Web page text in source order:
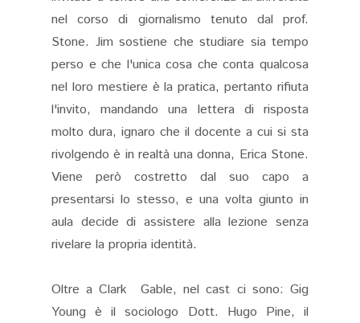
nel corso di giornalismo tenuto dal prof.
Stone. Jim sostiene che studiare sia tempo
perso e che l'unica cosa che conta qualcosa
nel loro mestiere è la pratica, pertanto rifiuta
l'invito, mandando una lettera di risposta
molto dura, ignaro che il docente a cui si sta
rivolgendo è in realtà una donna, Erica Stone.
Viene però costretto dal suo capo a
presentarsi lo stesso, e una volta giunto in
aula decide di assistere alla lezione senza
rivelare la propria identità.
Oltre a Clark Gable, nel cast ci sono: Gig
Young è il sociologo Dott. Hugo Pine, il